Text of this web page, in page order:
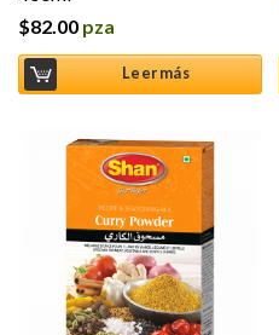
$82.00 pza
Leer más